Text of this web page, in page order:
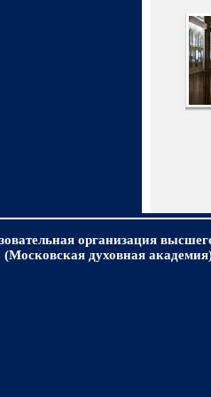
организация
духовная